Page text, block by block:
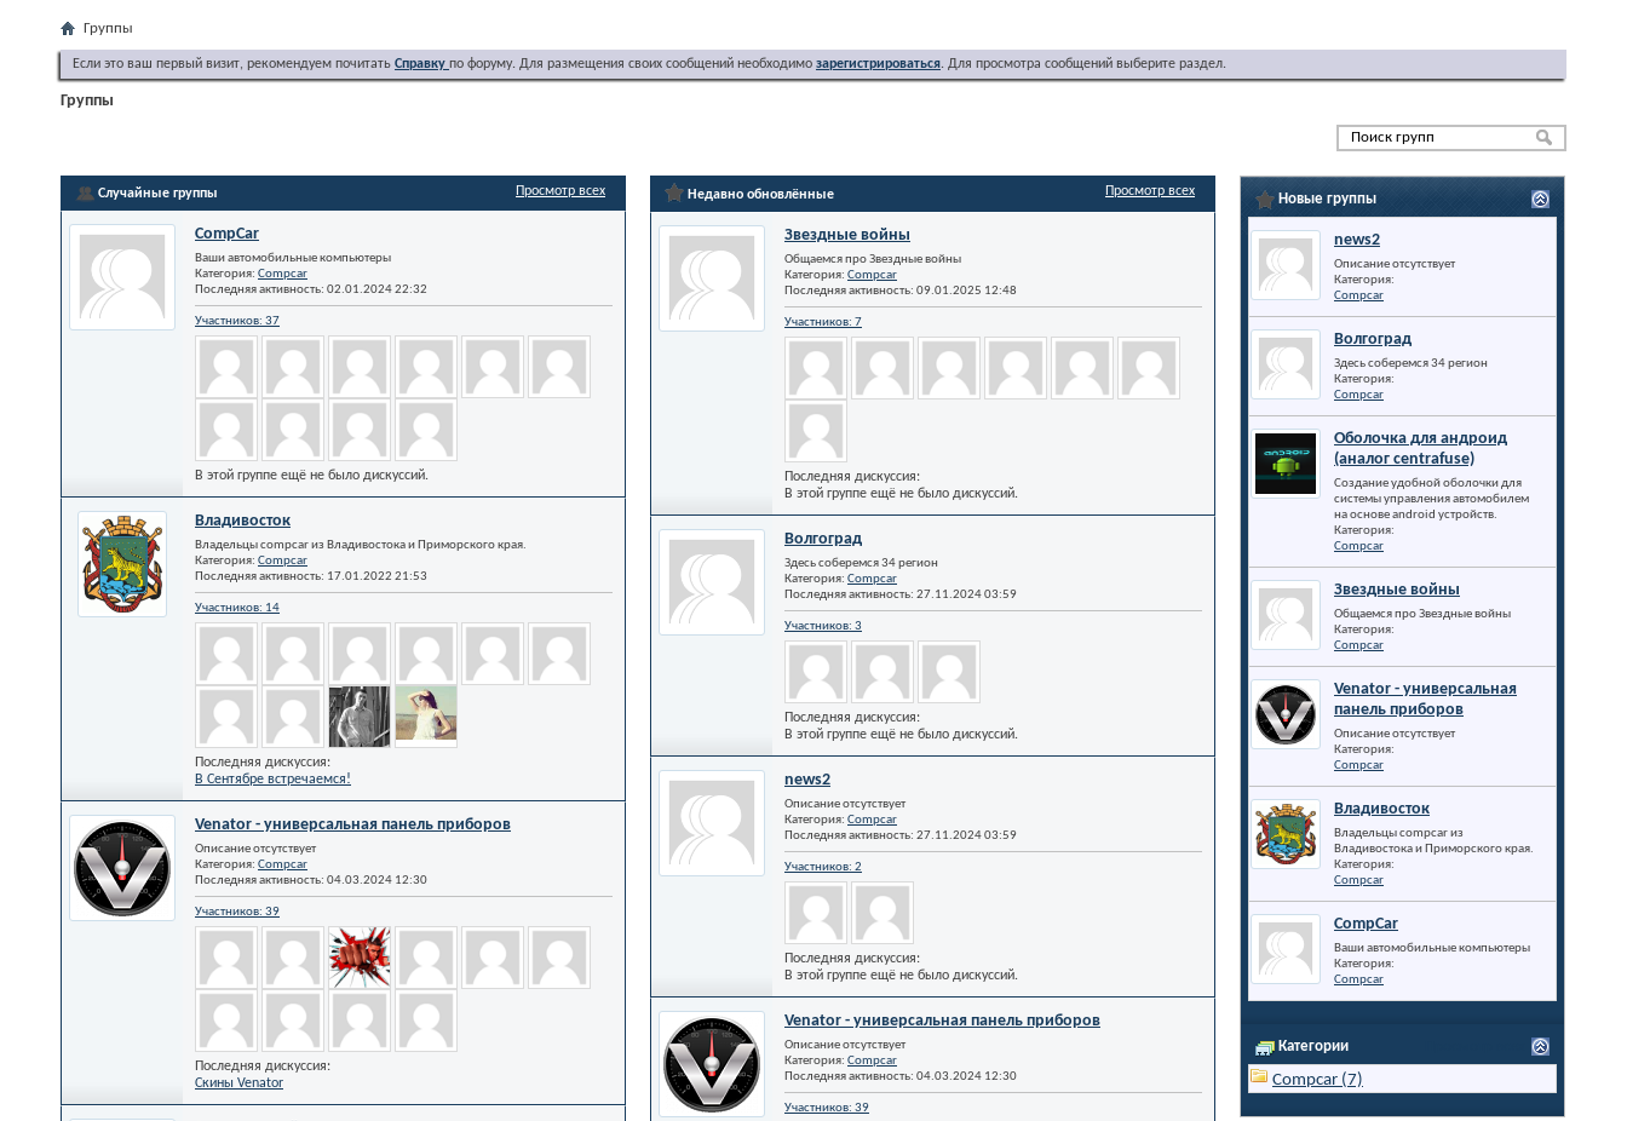
Группы
Если это ваш первый визит, рекомендуем почитать Справку по форуму. Для размещения своих сообщений необходимо зарегистрироваться. Для просмотра сообщений выберите раздел.
Группы
Просмотр всех
Случайные группы
CompCar
Ваши автомобильные компьютеры
Категория: Compcar
Последняя активность: 02.01.202422:32
Участников: 37
В этой группе ещё не было дискуссий.
Владивосток
Владельцы compcar из Владивостока и Приморского края.
Категория: Compcar
Последняя активность: 17.01.2022 21:53
Участников: 14
Последняя дискуссия:
В Сентябре встречаемся!
Venator - универсальная панель приборов
Описание отсутствует
Категория: Compcar
Последняя активность: 04.03.2024 12:30
Участников: 39
Последняя дискуссия:
Скины Venator
Просмотр всех
Недавно обновлённые
Звездные войны
Общаемся про Звездные войны
Категория: Compcar
Последняя активность: 09.01.2025 12:48
Участников: 7
Последняя дискуссия:
В этой группе ещё не было дискуссий.
Волгоград
Здесь соберемся 34 регион
Категория: Compcar
Последняя активность: 27.11.202403:59
Участников: 3
Последняя дискуссия:
В этой группе ещё не было дискуссий.
news2
Описание отсутствует
Категория: Compcar
Последняя активность: 27.11.202403:59
Участников: 2
Последняя дискуссия:
В этой группе ещё не было дискуссий.
Venator - универсальная панель приборов
Описание отсутствует
Категория: Compcar
Последняя активность: 04.03.2024 12:30
Участников: 39
Новые группы
news2
Описание отсутствует
Категория:
Compcar
Волгоград
Здесь соберемся 34 регион
Категория:
Compcar
Оболочка для андроид
(аналог centrafuse)
Создание удобной оболочки для
системы управления автомобилем
на основе android устройств.
Категория:
Compcar
Звездные войны
Общаемся про Звездные войны
Категория:
Compcar
Venator - универсальная
панель приборов
Описание отсутствует
Категория:
Compcar
Владивосток
Владельцы compcar из
Владивостока и Приморского края.
Категория:
Compcar
CompCar
Ваши автомобильные компьютеры
Категория:
Compcar
Категории
Compcar (7)